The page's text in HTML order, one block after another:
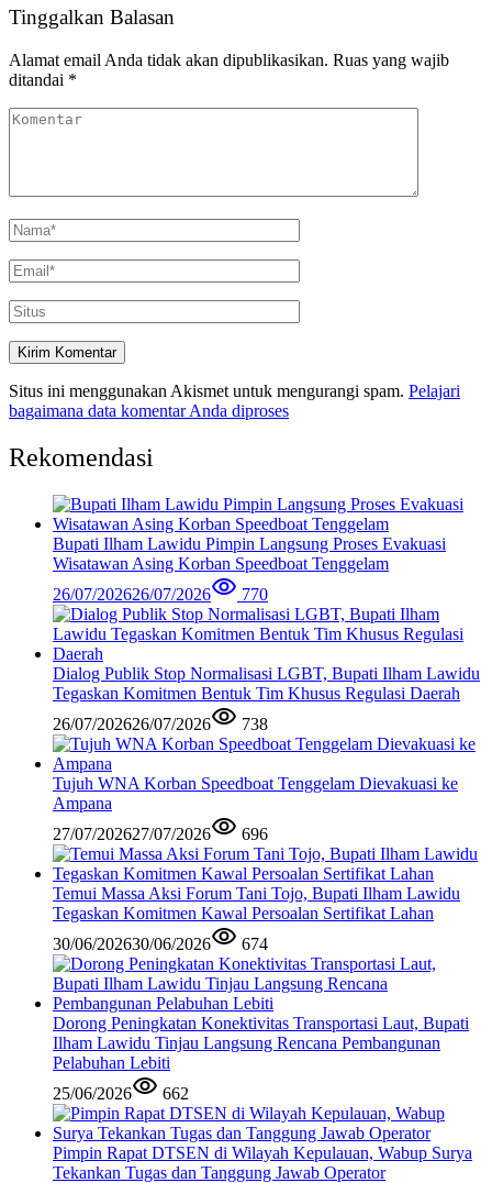
Tinggalkan Balasan
Alamat email Anda tidak akan dipublikasikan. Ruas yang wajib
ditandai *
Situs ini menggunakan Akismet untuk mengurangi spam. Pelajari
bagaimana data komentar Anda diproses
Rekomendasi
Bupati Ilham Lawidu Pimpin Langsung Proses Evakuasi
Wisatawan Asing Korban Speedboat Tenggelam
26/07/202626/07/2026 770
Dialog Publik Stop Normalisasi LGBT, Bupati Ilham Lawidu
Tegaskan Komitmen Bentuk Tim Khusus Regulasi Daerah
26/07/202626/07/2026 738
Tujuh WNA Korban Speedboat Tenggelam Dievakuasi ke
Ampana
27/07/202627/07/2026 696
Temui Massa Aksi Forum Tani Tojo, Bupati Ilham Lawidu
Tegaskan Komitmen Kawal Persoalan Sertifikat Lahan
30/06/202630/06/2026 674
Dorong Peningkatan Konektivitas Transportasi Laut, Bupati
Ilham Lawidu Tinjau Langsung Rencana Pembangunan
Pelabuhan Lebiti
25/06/2026
662
Pimpin Rapat DTSEN di Wilayah Kepulauan, Wabup Surya
Tekankan Tugas dan Tanggung Jawab Operator